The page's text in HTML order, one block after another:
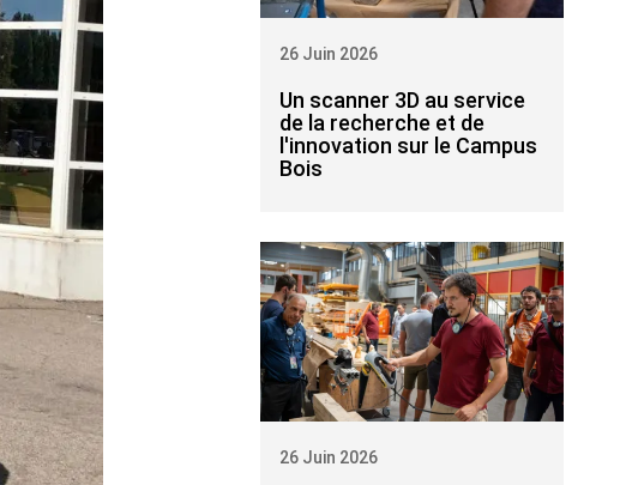
Un scanner 3D au service
de la recherche et de
l'innovation sur le Campus
Bois
26 Juin 2026
26 Juin 2026